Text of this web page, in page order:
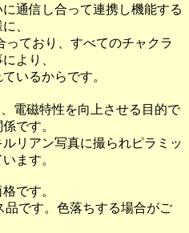
通信し合って連携し機能する
、
ており、すべてのチャクラ
より、
いるからです。
電磁特性を向上させる目的で
です。
リアン写真に撮られピラミッ
ます。
です。
品です。色落ちする場合がご